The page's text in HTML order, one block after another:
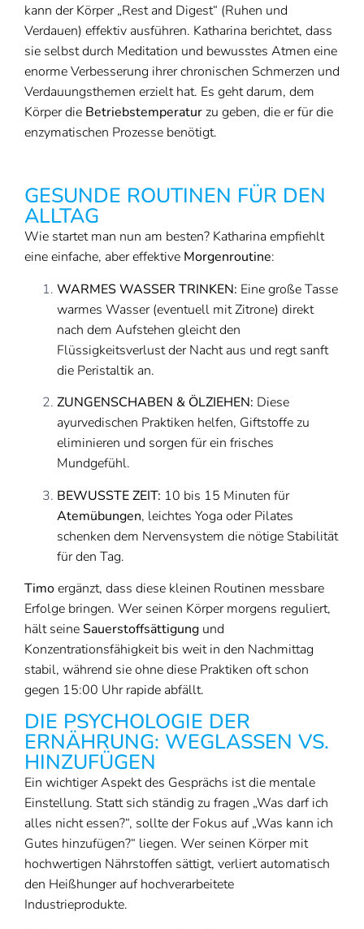
kann der Körper „Rest and Digest“ (Ruhen und
Verdauen) effektiv ausführen. Katharina berichtet, dass
sie selbst durch Meditation und bewusstes Atmen eine
enorme Verbesserung ihrer chronischen Schmerzen und
Verdauungsthemen erzielt hat. Es geht darum, dem
Körper die Betriebstemperatur zu geben, die er für die
enzymatischen Prozesse benötigt.
GESUNDE ROUTINEN FÜR DEN
ALLTAG
Wie startet man nun am besten? Katharina empfiehlt
eine einfache, aber effektive Morgenroutine:
WARMES WASSER TRINKEN: Eine große Tasse
warmes Wasser (eventuell mit Zitrone) direkt
nach dem Aufstehen gleicht den
Flüssigkeitsverlust der Nacht aus und regt sanft
die Peristaltik an.
ZUNGENSCHABEN & ÖLZIEHEN: Diese
ayurvedischen Praktiken helfen, Giftstoffe zu
eliminieren und sorgen für ein frisches
Mundgefühl.
BEWUSSTE ZEIT: 10 bis 15 Minuten für
Atemübungen, leichtes Yoga oder Pilates
schenken dem Nervensystem die nötige Stabilität
für den Tag.
Timoergänzt, dass diese kleinen Routinen messbare
Erfolge bringen. Wer seinen Körper morgens reguliert,
hält seineSauerstoffsättigung und
Konzentrationsfähigkeit bis weit in den Nachmittag
stabil, während sie ohne diese Praktiken oft schon
gegen 15:00 Uhr rapide abfällt.
DIE PSYCHOLOGIE DER
ERNÄHRUNG: WEGLASSEN VS.
HINZUFÜGEN
Ein wichtiger Aspekt des Gesprächs ist die mentale
Einstellung. Statt sich ständig zu fragen „Was darf ich
alles nicht essen?“, sollte der Fokus auf „Was kann ich
Gutes hinzufügen?“ liegen. Wer seinen Körper mit
hochwertigen Nährstoffen sättigt, verliert automatisch
den Heißhunger auf hochverarbeitete
Industrieprodukte.